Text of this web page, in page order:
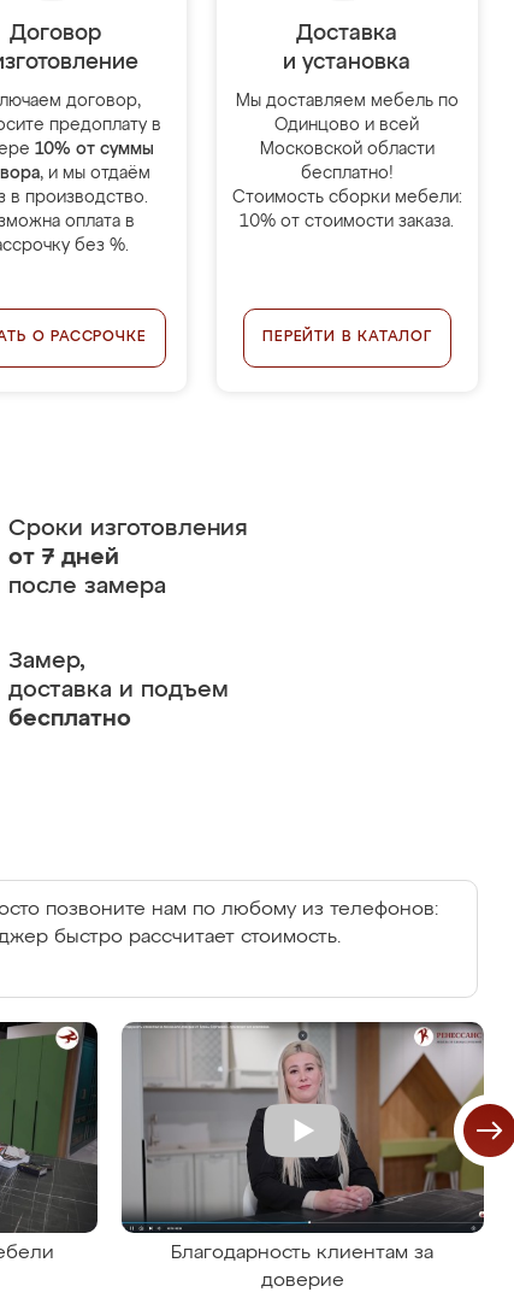
Договор
договор,
предоплату в
10% от суммы
, и мы отдаём
в производство.
оплата в
без %.
О РАССРОЧКЕ
Доставка
и установка
Мы доставляем мебель по
Одинцово и всей
Московской области
бесплатно!
Стоимость сборки мебели:
10% от стоимости заказа.
ПЕРЕЙТИ В КАТАЛОГ
Сроки изготовления
от 7 дней
после замера
Замер,
доставка и подъем
бесплатно
позвоните нам по любому из телефонов:
быстро рассчитает стоимость.
Благодарность клиентам за
доверие